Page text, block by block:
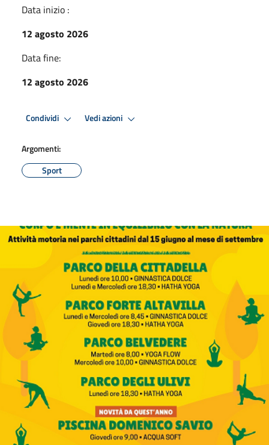
Data inizio :
12 agosto 2026
Data fine:
12 agosto 2026
Condividi Vedi azioni
Argomenti:
Sport